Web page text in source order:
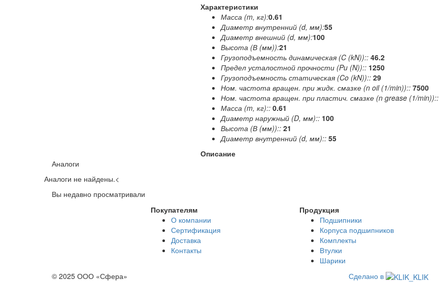
Характеристики
Масса (m, кг):0.61
Диаметр внутренний (d, мм):55
Диаметр внешний (d, мм):100
Высота (В (мм)):21
Грузоподъемность динамическая (C (kN)):: 46.2
Предел усталостной прочности (Pu (N)):: 1250
Грузоподъемность статическая (Co (kN)):: 29
Ном. частота вращен. при жидк. смазке (n oil (1/min)):: 7500
Ном. частота вращен. при пластич. смазке (n grease (1/min))::
Масса (m, кг):: 0.61
Диаметр наружный (D, мм):: 100
Высота (В (мм)):: 21
Диаметр внутренний (d, мм):: 55
Описание
Аналоги
Аналоги не найдены.<
Вы недавно просматривали
Покупателям
О компании
Сертификация
Доставка
Контакты
Продукция
Подшипники
Корпуса подшипников
Комплекты
Втулки
Шарики
© 2025 ООО «Сфера»
Сделано в